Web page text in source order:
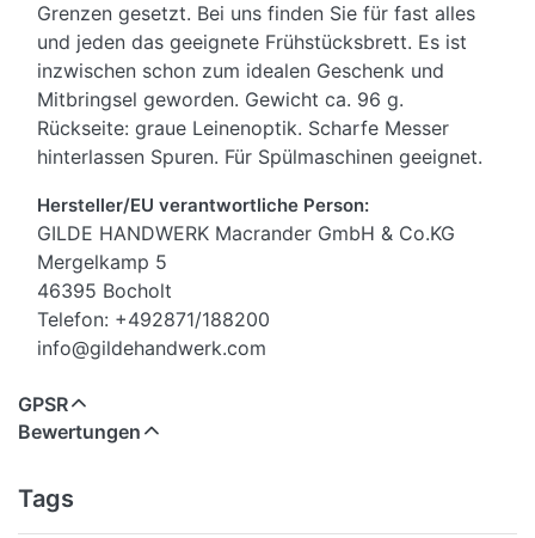
Grenzen gesetzt. Bei uns finden Sie für fast alles
und jeden das geeignete Frühstücksbrett. Es ist
inzwischen schon zum idealen Geschenk und
Mitbringsel geworden. Gewicht ca. 96 g.
Rückseite: graue Leinenoptik. Scharfe Messer
hinterlassen Spuren. Für Spülmaschinen geeignet.
Hersteller/EU verantwortliche Person:
GILDE HANDWERK Macrander GmbH & Co.KG
Mergelkamp 5
46395 Bocholt
Telefon: +492871/188200
info@gildehandwerk.com
GPSR
Bewertungen
Tags